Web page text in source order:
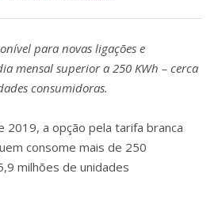
para novas ligações e
mensal superior a 250 KWh – cerca
consumidoras.
2019, a opção pela tarifa branca
consome mais de 250
milhões de unidades